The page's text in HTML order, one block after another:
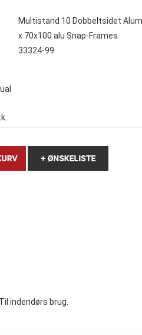
Multistand 10 Dobbeltsidet
x 70x100 alu Snap-Frames.
33324-99
indendørs brug.